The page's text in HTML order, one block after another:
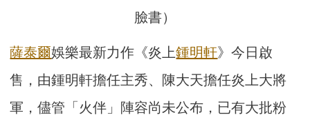
臉書）
薩泰爾娛樂最新力作《炎上鍾明軒》今日啟
售，由鍾明軒擔任主秀、陳大天擔任炎上大將
軍，儘管「火伴」陣容尚未公布，已有大批粉